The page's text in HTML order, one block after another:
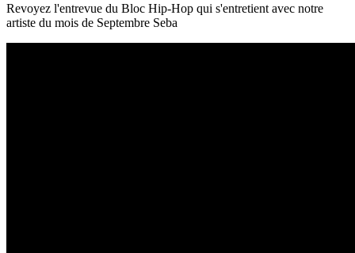
Revoyez l'entrevue du Bloc Hip-Hop qui s'entretient avec notre
artiste du mois de Septembre Seba